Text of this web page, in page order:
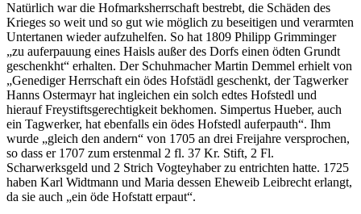
Natürlich war die Hofmarksherrschaft bestrebt, die Schäden des
Krieges so weit und so gut wie möglich zu beseitigen und verarmten
Untertanen wieder aufzuhelfen. So hat 1809 Philipp Grimminger
„zu auferpauung eines Haisls außer des Dorfs einen ödten Grundt
geschenkht“ erhalten. Der Schuhmacher Martin Demmel erhielt von
„Genediger Herrschaft ein ödes Hofstädl geschenkt, der Tagwerker
Hanns Ostermayr hat ingleichen ein solch edtes Hofstedl und
hierauf Freystiftsgerechtigkeit bekhomen. Simpertus Hueber, auch
ein Tagwerker, hat ebenfalls ein ödes Hofstedl auferpauth“. Ihm
wurde „gleich den andern“ von 1705 an drei Freijahre versprochen,
so dass er 1707 zum erstenmal 2 fl. 37 Kr. Stift, 2 Fl.
Scharwerksgeld und 2 Strich Vogteyhaber zu entrichten hatte. 1725
haben Karl Widtmann und Maria dessen Eheweib Leibrecht erlangt,
da sie auch „ein öde Hofstatt erpaut“.